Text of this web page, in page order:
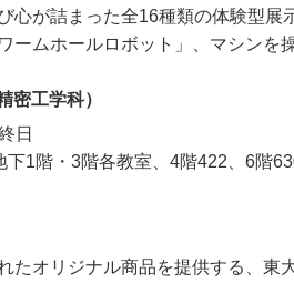
が詰まった全16種類の体験型
ームホールロボット」、マシン
工学科）
日
1階・3階各教室、4階422、6階
オリジナル商品を提供する、東